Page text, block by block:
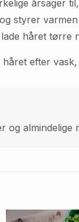
årsager
styrer
håret tørre
håret efter
og